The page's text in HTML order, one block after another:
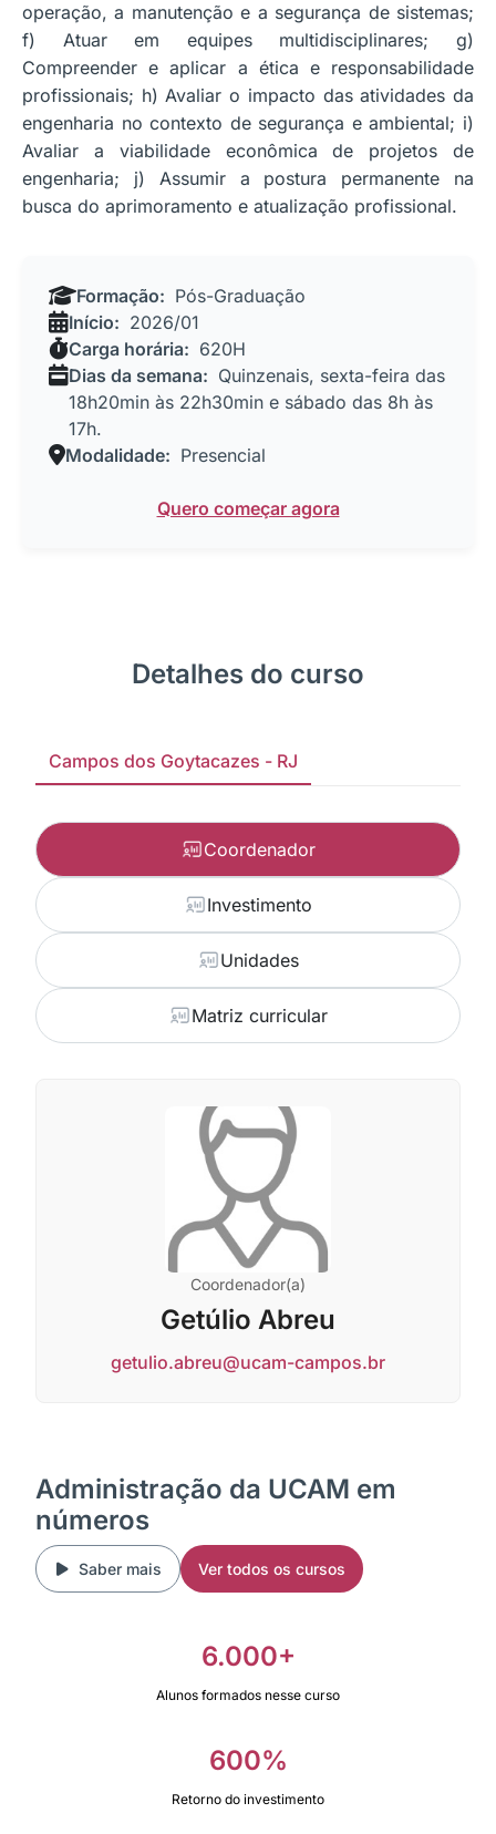
operação, a manutenção e a segurança de sistemas;
f) Atuar em equipes multidisciplinares; g)
Compreender e aplicar a ética e responsabilidade
profissionais; h) Avaliar o impacto das atividades da
engenharia no contexto de segurança e ambiental; i)
Avaliar a viabilidade econômica de projetos de
engenharia; j) Assumir a postura permanente na
busca do aprimoramento e atualização profissional.
Formação: Pós-Graduação
Início: 2026/01
Carga horária: 620H
Dias da semana: Quinzenais, sexta-feira das
18h20min às 22h30min e sábado das 8h às
17h.
Modalidade: Presencial
Quero começar agora
Detalhes do curso
Campos dos Goytacazes - RJ
Coordenador
Investimento
Unidades
Matriz curricular
Coordenador(a)
Getúlio Abreu
getulio.abreu@ucam-campos.br
Administração da UCAM em
números
Saber mais Ver todos os cursos
6.000+
Alunos formados nesse curso
600%
Retorno do investimento